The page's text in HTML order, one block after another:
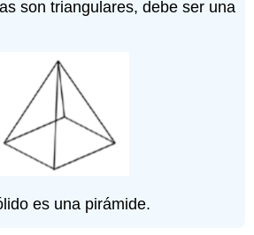
son triangulares, debe ser una
es una pirámide.